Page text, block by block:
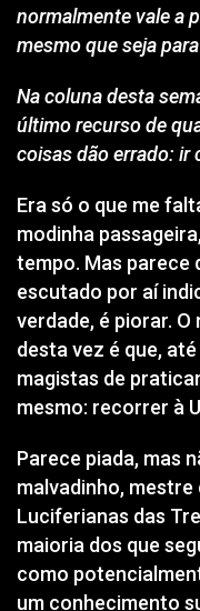
normalmente vale a
mesmo que seja
Na coluna desta
último recurso de
coisas dão errado: ir
Era só o que me
modinha
tempo. Mas parece
escutado por aí
verdade, é piorar.
desta vez é que,
magistas de
mesmo: recorrer à
Parece piada, mas
malvadinho, mestre
Luciferianas das
maioria dos que
como
um conhecimento